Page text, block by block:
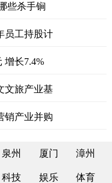
些杀手锏
员工持股计
增长7.4%
文旅产业基
销产业并购
泉州 厦门 漳州
科技 娱乐 体育